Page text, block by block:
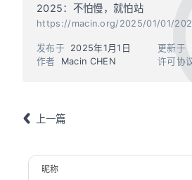
2025：不怕慢，就怕站
https://macin.org/2025/01/01/
作者 Macin CHEN
发布于 2025年1月1日 更新于
许可协
上一篇
昵称